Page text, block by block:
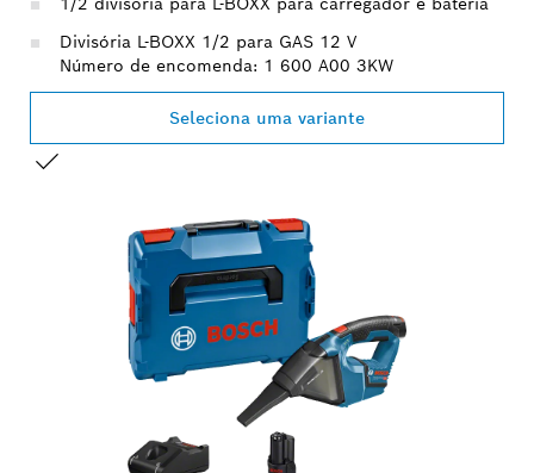
Divisória L-BOXX 1/2 para GAS 12 V
Número de encomenda: 1 600 A00 3KW
Seleciona uma variante